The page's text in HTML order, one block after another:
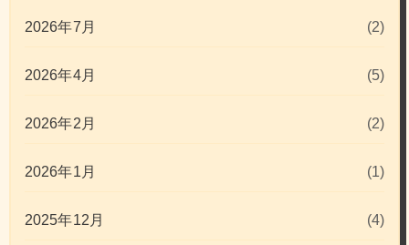
2026年7月 (2)
2026年4月 (5)
2026年2月 (2)
2026年1月 (1)
2025年12月 (4)